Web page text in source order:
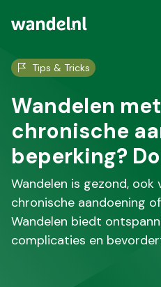
Tips & Tricks
Wandelen
chronische
beperking?
Wandelen is gezond,
chronische aandoening
Wandelen biedt
complicaties en